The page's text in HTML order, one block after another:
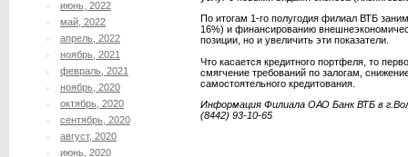
июнь, 2022
май, 2022
апрель, 2022
ноябрь, 2021
февраль, 2021
ноябрь, 2020
октябрь, 2020
сентябрь, 2020
август, 2020
июнь, 2020
По итогам 1-го полугодия филиал ВТБ
16%) и финансированию
позиции, но и увеличить эти показатели.
Что касается кредитного портфеля, то
смягчение требований по залогам,
самостоятельного кредитования.
Информация Филиала ОАО Банк ВТБ в
(8442) 93-10-65